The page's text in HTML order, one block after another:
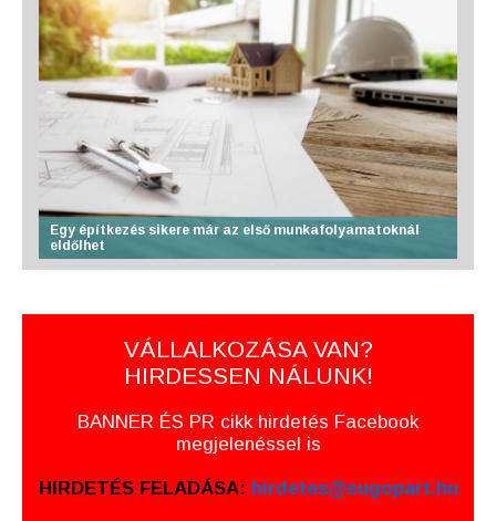
Egy építkezés sikere már az első munkafolyamatoknál
eldőlhet
VÁLLALKOZÁSA VAN?
HIRDESSEN NÁLUNK!
BANNER ÉS PR cikk hirdetés Facebook
megjelenéssel is
HIRDETÉS FELADÁSA: hirdetes@sugopart.hu